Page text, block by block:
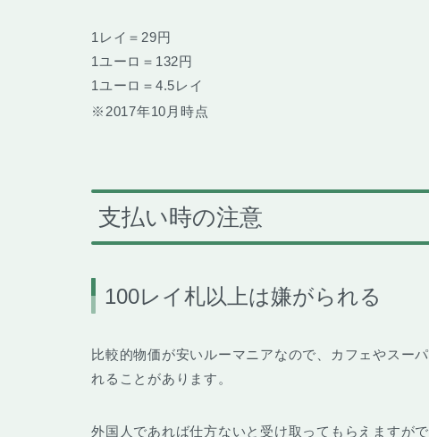
1レイ＝29円
1ユーロ＝132円
1ユーロ＝4.5レイ
※2017年10月時点
支払い時の注意
100レイ札以上は嫌がられる
比較的物価が安いルーマニアなので、カフェやスー
れることがあります。
外国人であれば仕方ないと受け取ってもらえますが